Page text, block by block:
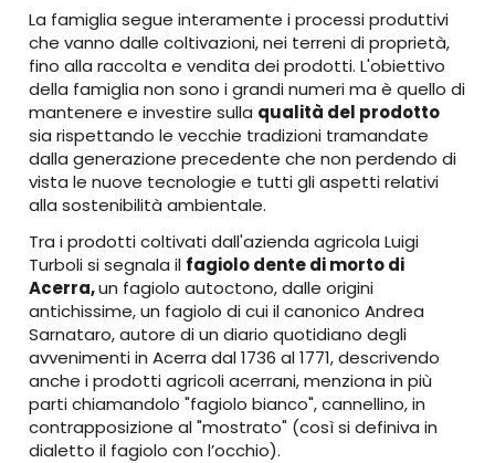
La famiglia segue interamente i processi produttivi
che vanno dalle coltivazioni, nei terreni di proprietà,
fino alla raccolta e vendita dei prodotti. L'obiettivo
della famiglia non sono i grandi numeri ma è quello di
mantenere e investire sulla qualità del prodotto
sia rispettando le vecchie tradizioni tramandate
dalla generazione precedente che non perdendo di
vista le nuove tecnologie e tutti gli aspetti relativi
alla sostenibilità ambientale.
Tra i prodotti coltivati dall'azienda agricola Luigi
Turboli si segnala il fagiolo dente di morto di
Acerra,un fagiolo autoctono, dalle origini
antichissime, un fagiolo di cui il canonico Andrea
Sarnataro, autore di un diario quotidiano degli
avvenimenti in Acerra dal 1736 al 1771, descrivendo
anche i prodotti agricoli acerrani, menziona in più
parti chiamandolo "fagiolo bianco", cannellino, in
contrapposizione al "mostrato" (così si definiva in
dialetto il fagiolo con l’occhio).